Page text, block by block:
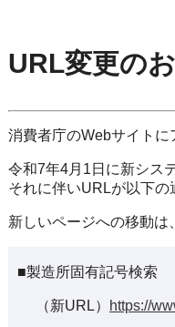
URL変更の
消費者庁のWebサイトに
令和7年4月1日に新シス
それに伴いURLが以下の
新しいページへの移動は
■製造所固有記号検索
（新URL） https://